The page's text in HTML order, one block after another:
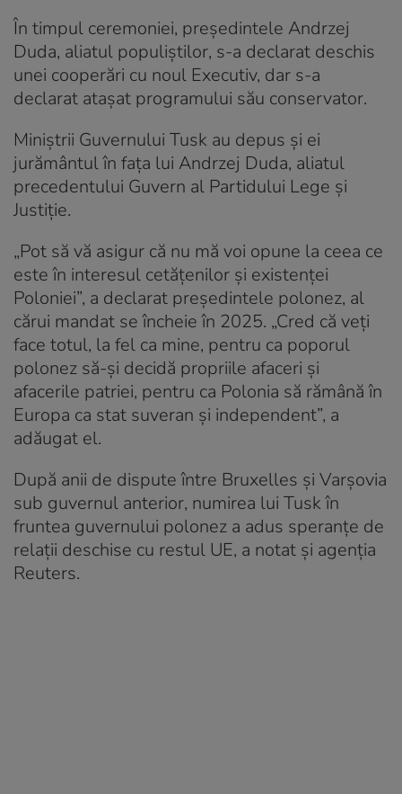
În timpul ceremoniei, preşedintele Andrzej
Duda, aliatul populiştilor, s-a declarat deschis
unei cooperări cu noul Executiv, dar s-a
declarat ataşat programului său conservator.
Miniştrii Guvernului Tusk au depus și ei
jurământul în faţa lui Andrzej Duda, aliatul
precedentului Guvern al Partidului Lege şi
Justiţie.
„Pot să vă asigur că nu mă voi opune la ceea ce
este în interesul cetăţenilor şi existenţei
Poloniei”, a declarat preşedintele polonez, al
cărui mandat se încheie în 2025. „Cred că veţi
face totul, la fel ca mine, pentru ca poporul
polonez să-şi decidă propriile afaceri şi
afacerile patriei, pentru ca Polonia să rămână în
Europa ca stat suveran şi independent”, a
adăugat el.
După anii de dispute între Bruxelles şi Varşovia
sub guvernul anterior, numirea lui Tusk în
fruntea guvernului polonez a adus speranţe de
relaţii deschise cu restul UE, a notat și agenția
Reuters.